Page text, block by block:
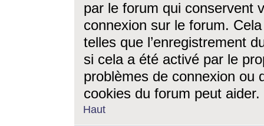
par le forum qui conservent
connexion sur le forum.
telles que l’enregistrement
si cela a été activé par le
problèmes de connexion ou
cookies du forum peut aider.
Haut